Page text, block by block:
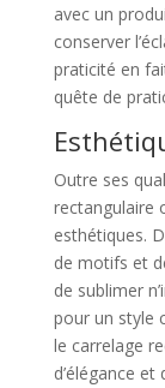
avec un
conserver
praticité en
quête de
Outre ses
rectangulaire
esthétiques.
de motifs et
de sublimer
pour un style
le carrelage
d’élégance